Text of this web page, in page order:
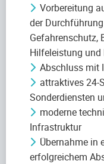
Vorbereitung
der
Gefahrenschutz,
Hilfeleistung
Abschluss mit
attraktives 24-
Sonderdiensten
moderne
Infrastruktur
Übernahme in
erfolgreichem